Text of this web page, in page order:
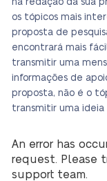
na redação da sua
os tópicos mais
proposta de
encontrará mais
transmitir uma
informações de
proposta, não é o
transmitir uma
An error has
request. Please
support team.